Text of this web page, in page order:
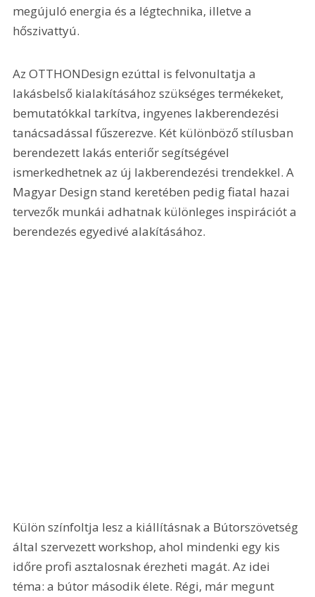
megújuló energia és a légtechnika, illetve a
hőszivattyú.
Az OTTHONDesign ezúttal is felvonultatja a
lakásbelső kialakításához szükséges termékeket,
bemutatókkal tarkítva, ingyenes lakberendezési
tanácsadással fűszerezve. Két különböző stílusban
berendezett lakás enteriőr segítségével
ismerkedhetnek az új lakberendezési trendekkel. A
Magyar Design stand keretében pedig fiatal hazai
tervezők munkái adhatnak különleges inspirációt a
berendezés egyedivé alakításához.
Külön színfoltja lesz a kiállításnak a Bútorszövetség
által szervezett workshop, ahol mindenki egy kis
időre profi asztalosnak érezheti magát. Az idei
téma: a bútor második élete. Régi, már megunt